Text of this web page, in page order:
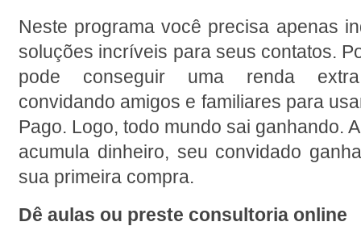
Neste programa você precisa apenas
soluções incríveis para seus contatos.
pode conseguir uma renda extra
convidando amigos e familiares para
Pago. Logo, todo mundo sai ganhando.
acumula dinheiro, seu convidado
sua primeira compra.
Dê aulas ou preste consultoria online